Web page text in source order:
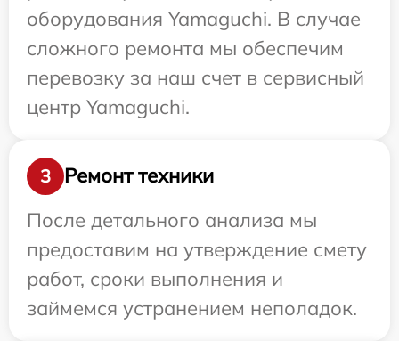
оборудования Yamaguchi. В случае
сложного ремонта мы обеспечим
перевозку за наш счет в сервисный
центр Yamaguchi.
3
Ремонт техники
После детального анализа мы
предоставим на утверждение смету
работ, сроки выполнения и
займемся устранением неполадок.